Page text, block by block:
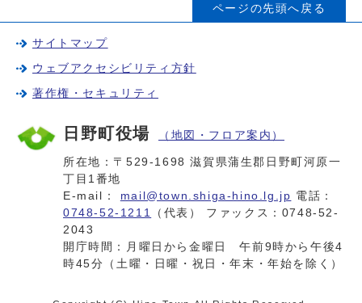
ページの先頭へ戻る
サイトマップ
ウェブアクセシビリティ方針
著作権・セキュリティ
日野町役場 （地図・フロア案内）
所在地：〒529-1698 滋賀県蒲生郡日野町河原一
丁目1番地
E-mail： mail@town.shiga-hino.lg.jp 電話：
0748-52-1211
（代表） ファックス：0748-52-
2043
開庁時間：月曜日から金曜日 午前9時から午後4
時45分（土曜・日曜・祝日・年末・年始を除く）